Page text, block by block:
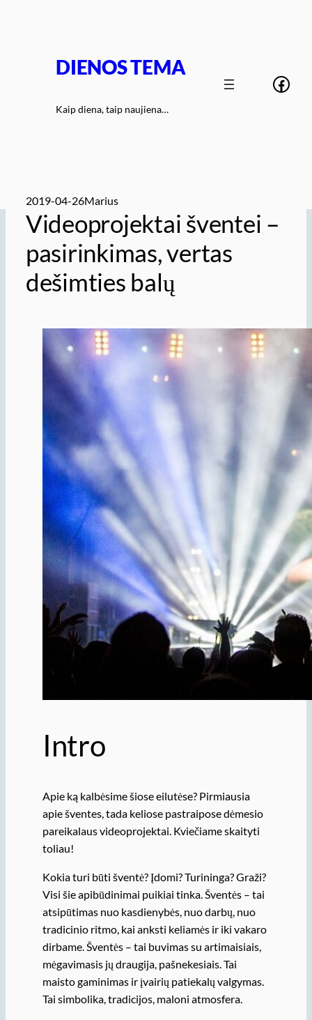
DIENOS TEMA
Kaip diena, taip naujiena…
2019-04-26Marius
Videoprojektai šventei –
pasirinkimas, vertas
dešimties balų
Intro
Apie ką kalbėsime šiose eilutėse? Pirmiausia
apie šventes, tada keliose pastraipose dėmesio
pareikalaus videoprojektai. Kviečiame skaityti
toliau!
Kokia turi būti šventė? Įdomi? Turininga? Graži?
Visi šie apibūdinimai puikiai tinka. Šventės – tai
atsipūtimas nuo kasdienybės, nuo darbų, nuo
tradicinio ritmo, kai anksti keliamės ir iki vakaro
dirbame. Šventės – tai buvimas su artimaisiais,
mėgavimasis jų draugija, pašnekesiais. Tai
maisto gaminimas ir įvairių patiekalų valgymas.
Tai simbolika, tradicijos, maloni atmosfera.